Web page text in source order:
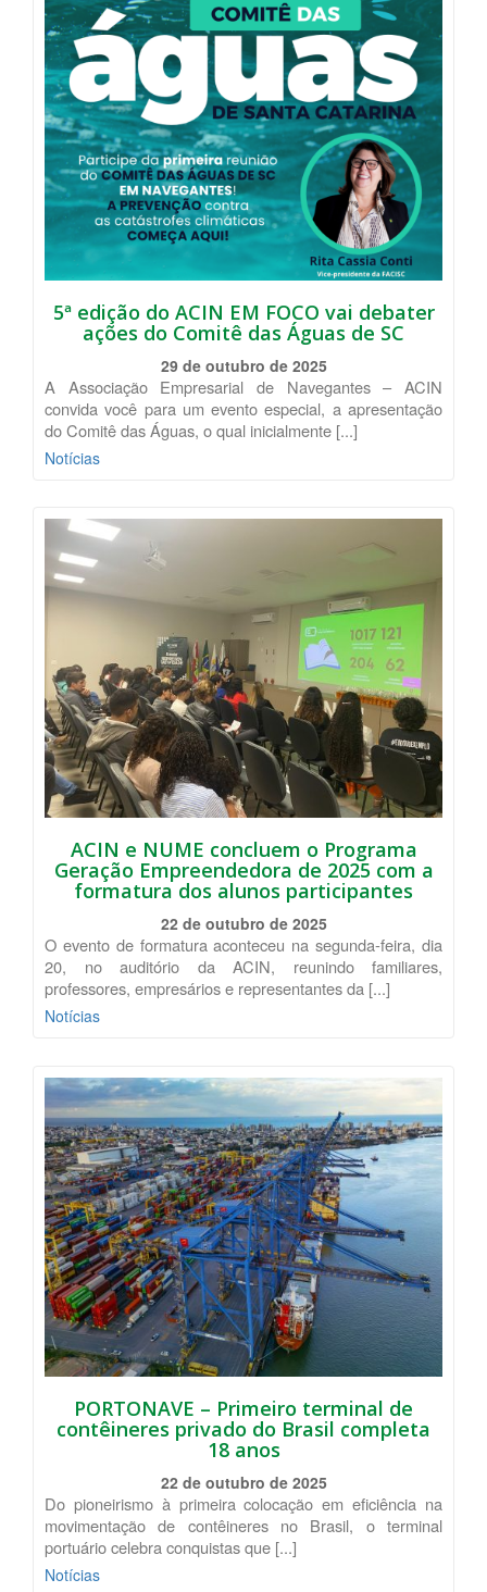
5ª edição do ACIN EM FOCO vai debater
ações do Comitê das Águas de SC
29 de outubro de 2025
A Associação Empresarial de Navegantes – ACIN
convida você para um evento especial, a apresentação
do Comitê das Águas, o qual inicialmente [...]
Notícias
ACIN e NUME concluem o Programa
Geração Empreendedora de 2025 com a
formatura dos alunos participantes
22 de outubro de 2025
O evento de formatura aconteceu na segunda-feira, dia
20, no auditório da ACIN, reunindo familiares,
professores, empresários e representantes da [...]
Notícias
PORTONAVE – Primeiro terminal de
contêineres privado do Brasil completa
18 anos
22 de outubro de 2025
Do pioneirismo à primeira colocação em eficiência na
movimentação de contêineres no Brasil, o terminal
portuário celebra conquistas que [...]
Notícias